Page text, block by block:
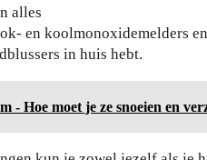
alles
en koolmonoxidemelders
in huis hebt.
- Hoe moet je ze snoeien en